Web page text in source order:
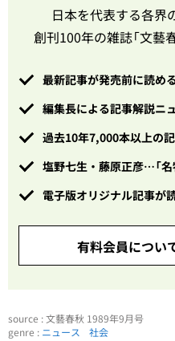
日本を代表する各界
創刊100年の雑誌「文藝
最新記事が発売前に読め
編集長による記事解説ニ
過去10年7,000本以上の
塩野七生・藤原正彦…「
電子版オリジナル記事が
有料会員につい
source : 文藝春秋 1989年9月号
genre : ニュース 社会